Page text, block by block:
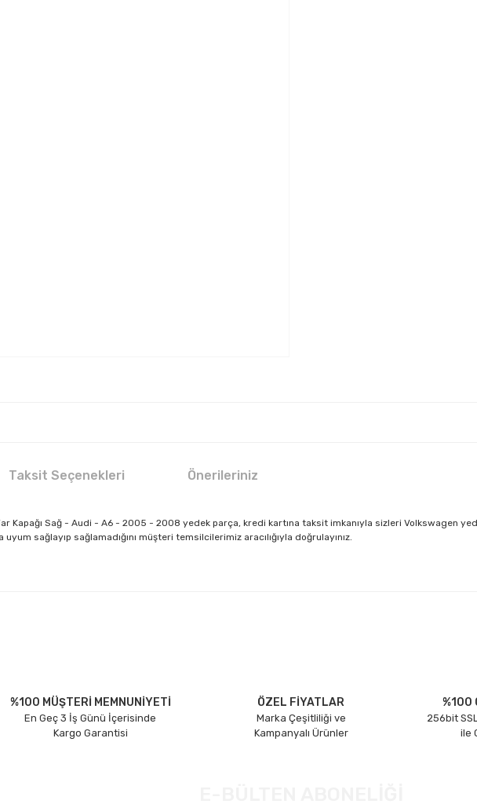
Taksit Seçenekleri Önerileriniz
Kapağı Sağ - Audi - A6 - 2005 - 2008 yedek parça, kredi kartına taksit imkanıyla sizleri Volkswagen
sağlayıp sağlamadığını müşteri temsilcilerimiz aracılığıyla doğrulayınız.
%100 MÜŞTERİ MEMNUNİYETİ
En Geç 3 İş Günü İçerisinde
Kargo Garantisi
ÖZEL FİYATLAR
Marka Çeşitliliği ve
Kampanyalı Ürünler
%100
256bit
ile